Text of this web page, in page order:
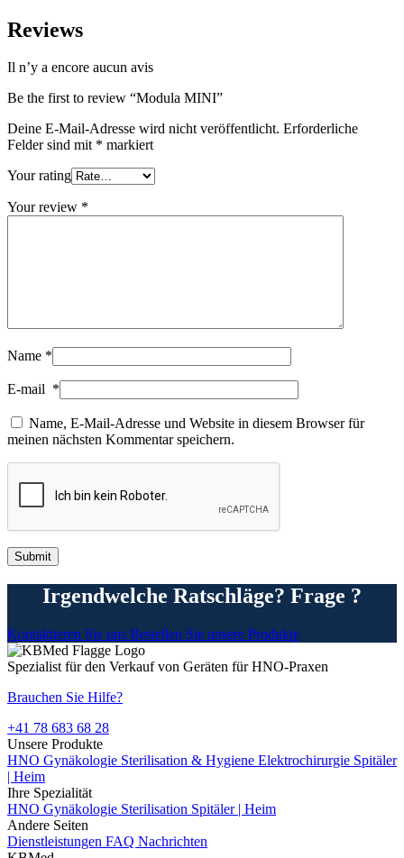
Reviews
Il n’y a encore aucun avis
Be the first to review “Modula MINI”
Deine E-Mail-Adresse wird nicht veröffentlicht. Erforderliche
Felder sind mit * markiert
Your rating
Your review *
Name *
E-mail *
Name, E-Mail-Adresse und Website in diesem Browser für
meinen nächsten Kommentar speichern.
Irgendwelche Ratschläge? Frage ?
Kontaktieren Sie uns Bestellen Sie unsere Produkte
Spezialist für den Verkauf von Geräten für HNO-Praxen
Brauchen Sie Hilfe?
+41 78 683 68 28
Unsere Produkte
HNO Gynäkologie Sterilisation & Hygiene Elektrochirurgie Spitäler
| Heim
Ihre Spezialität
HNO Gynäkologie Sterilisation Spitäler | Heim
Andere Seiten
Dienstleistungen FAQ Nachrichten